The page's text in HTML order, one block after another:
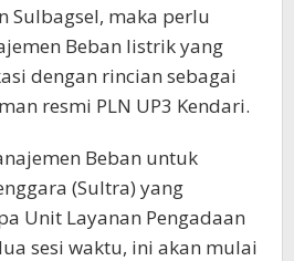
Sulbagsel, maka perlu
Beban listrik yang
dengan rincian sebagai
resmi PLN UP3 Kendari.
Beban untuk
(Sultra) yang
Unit Layanan Pengadaan
sesi waktu, ini akan mulai